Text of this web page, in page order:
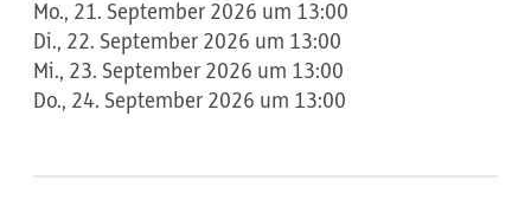
Mo., 21. September 2026 um 13:00
Di., 22. September 2026 um 13:00
Mi., 23. September 2026 um 13:00
Do., 24. September 2026 um 13:00